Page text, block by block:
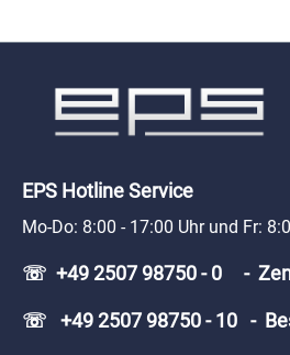
EPS Hotline Service
Mo-Do: 8:00 - 17:00 Uhr und Fr:
☏ +49 2507 98750 - 0 -
☏ +49 2507 98750 - 10 -